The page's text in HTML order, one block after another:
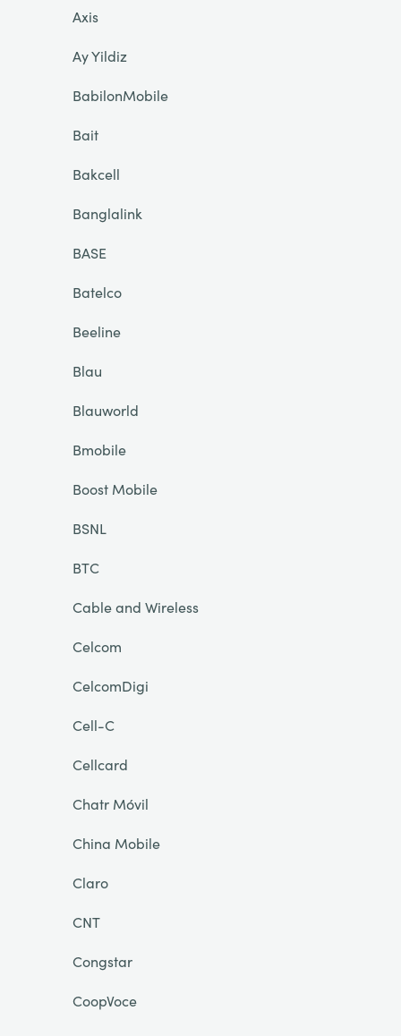
Axis
Ay Yildiz
BabilonMobile
Bait
Bakcell
Banglalink
BASE
Batelco
Beeline
Blau
Blauworld
Bmobile
Boost Mobile
BSNL
BTC
Cable and Wireless
Celcom
CelcomDigi
Cell-C
Cellcard
Chatr Móvil
China Mobile
Claro
CNT
Congstar
CoopVoce